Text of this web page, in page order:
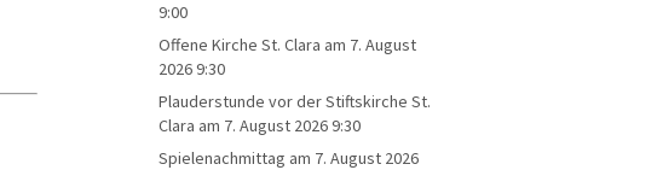
9:00
Offene Kirche St. Clara am 7. August
2026 9:30
Plauderstunde vor der Stiftskirche St.
Clara am 7. August 2026 9:30
Spielenachmittag am 7. August 2026